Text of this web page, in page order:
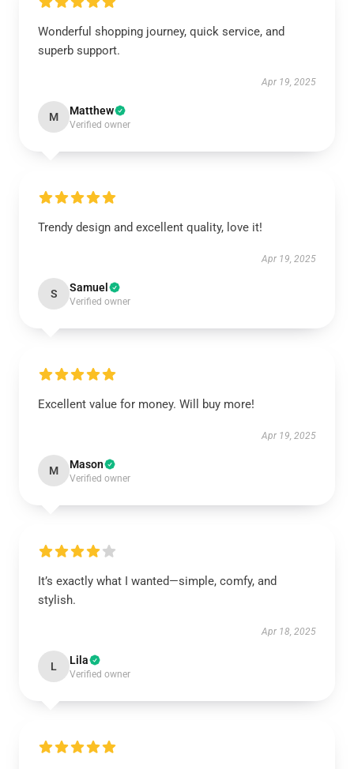
Wonderful shopping journey, quick service, and
superb support.
Apr 19, 2025
M Matthew
Verified owner
Trendy design and excellent quality, love it!
Apr 19, 2025
S Samuel
Verified owner
Excellent value for money. Will buy more!
Apr 19, 2025
M Mason
Verified owner
It’s exactly what I wanted—simple, comfy, and
stylish.
Apr 18, 2025
L Lila
Verified owner